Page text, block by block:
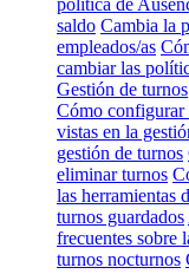
saldo Cambia la
empleados/as
cambiar las
Gestión de turnos
Cómo configurar
vistas en la
gestión de turnos
eliminar turnos
las herramientas
turnos guardados
frecuentes sobre
turnos nocturnos